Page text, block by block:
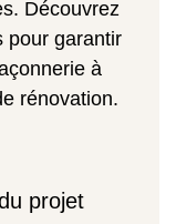
Découvrez
pour garantir
à
rénovation.
projet